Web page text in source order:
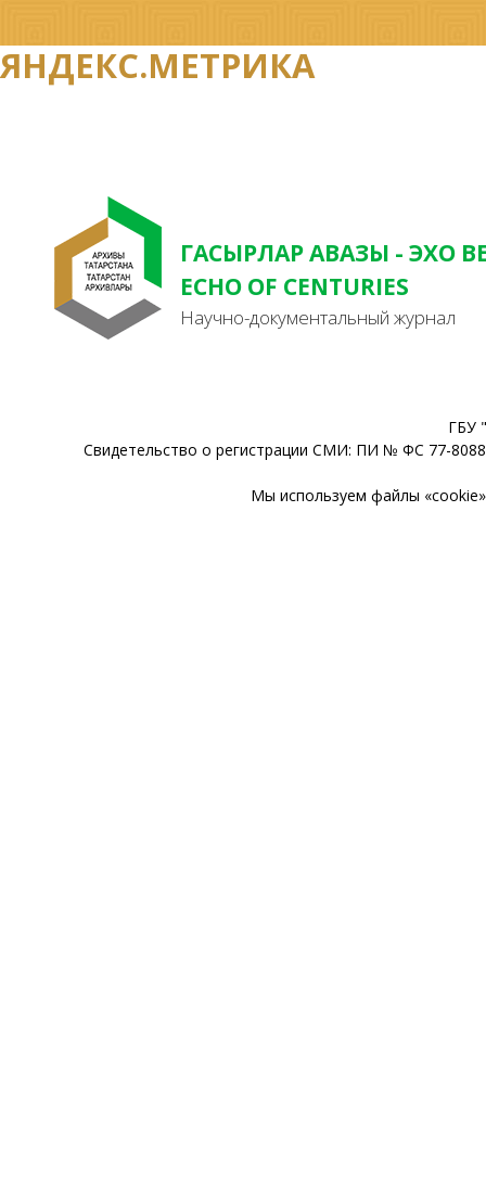
ЯНДЕКС.МЕТРИКА
ГАСЫРЛАР АВАЗЫ - ЭХО
ECHO OF CENTURIES
Научно-документальный журнал
ГБУ
Свидетельство о регистрации СМИ: ПИ № ФС 77-
Мы используем файлы «cookie»